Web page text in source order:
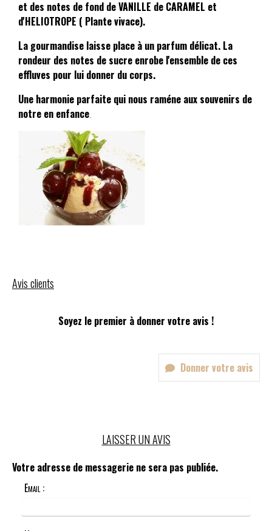
et des notes de fond de VANILLE de CARAMEL et
d'HELIOTROPE ( Plante vivace).
La gourmandise laisse place à un parfum délicat. La
rondeur des notes de sucre enrobe l'ensemble de ces
effluves pour lui donner du corps.
Une harmonie parfaite qui nous raméne aux souvenirs de
notre en enfance
Avis clients
Soyez le premier à donner votre avis !
Donner votre avis
LAISSER UN AVIS
Votre adresse de messagerie ne sera pas publiée.
Email :